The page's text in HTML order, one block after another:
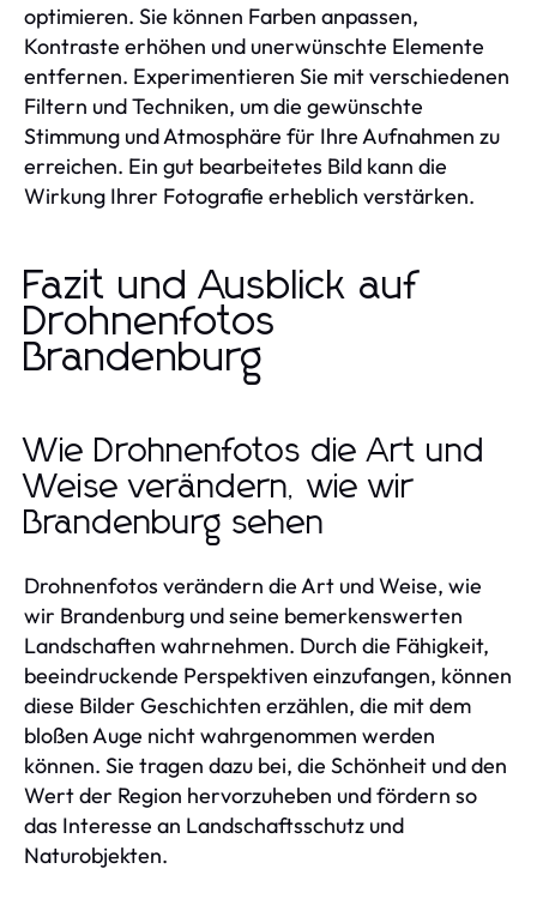
optimieren. Sie können Farben anpassen,
Kontraste erhöhen und unerwünschte Elemente
entfernen. Experimentieren Sie mit verschiedenen
Filtern und Techniken, um die gewünschte
Stimmung und Atmosphäre für Ihre Aufnahmen zu
erreichen. Ein gut bearbeitetes Bild kann die
Wirkung Ihrer Fotografie erheblich verstärken.
Fazit und Ausblick auf
Drohnenfotos
Brandenburg
Wie Drohnenfotos die Art und
Weise verändern, wie wir
Brandenburg sehen
Drohnenfotos verändern die Art und Weise, wie
wir Brandenburg und seine bemerkenswerten
Landschaften wahrnehmen. Durch die Fähigkeit,
beeindruckende Perspektiven einzufangen, können
diese Bilder Geschichten erzählen, die mit dem
bloßen Auge nicht wahrgenommen werden
können. Sie tragen dazu bei, die Schönheit und den
Wert der Region hervorzuheben und fördern so
das Interesse an Landschaftsschutz und
Naturobjekten.